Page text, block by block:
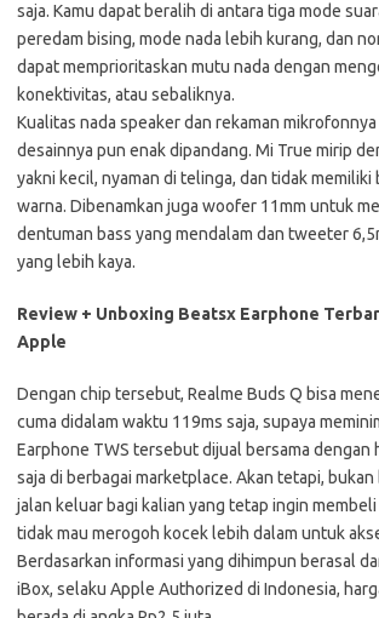
saja. Kamu dapat beralih di antara tiga mode
peredam bising, mode nada lebih kurang, dan
dapat memprioritaskan mutu nada dengan
konektivitas, atau sebaliknya.
Kualitas nada speaker dan rekaman mikrofonnya
desainnya pun enak dipandang. Mi True mirip
yakni kecil, nyaman di telinga, dan tidak memiliki
warna. Dibenamkan juga woofer 11mm untuk
dentuman bass yang mendalam dan tweeter
yang lebih kaya.
Review + Unboxing Beatsx Earphone
Apple
Dengan chip tersebut, Realme Buds Q bisa
cuma didalam waktu 119ms saja, supaya
Earphone TWS tersebut dijual bersama dengan
saja di berbagai marketplace. Akan tetapi, bukan
jalan keluar bagi kalian yang tetap ingin
tidak mau merogoh kocek lebih dalam untuk
Berdasarkan informasi yang dihimpun berasal
iBox, selaku Apple Authorized di Indonesia,